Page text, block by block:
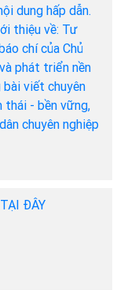
dung hấp dẫn.
thiệu về: Tư
chí của Chủ
phát triển nền
bài viết chuyên
thái - bền vững,
chuyên nghiệp
ĐÂY